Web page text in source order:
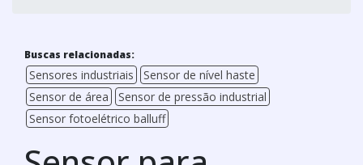
Buscas relacionadas:
Sensores industriais
Sensor de nível haste
Sensor de área
Sensor de pressão industrial
Sensor fotoelétrico balluff